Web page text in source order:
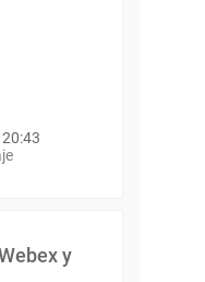
y